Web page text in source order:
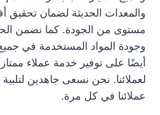
والمعدات الحديثة لضمان تحقيق
مستوى من الجودة. كما نضمن
وجودة المواد المستخدمة في
أيضًا على توفير خدمة عملاء
لعملائنا. نحن نسعى جاهدين
عملائنا في كل مرة.